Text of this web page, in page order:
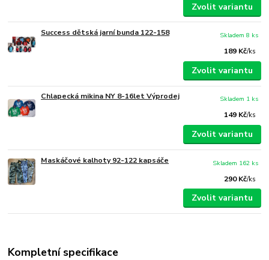
Zvolit variantu
Success dětská jarní bunda 122-158
189 Kč/ks
Skladem 8 ks
Zvolit variantu
Chlapecká mikina NY 8-16let Výprodej
149 Kč/ks
Skladem 1 ks
Zvolit variantu
Maskáčové kalhoty 92-122 kapsáče
290 Kč/ks
Skladem 162 ks
Zvolit variantu
Kompletní specifikace